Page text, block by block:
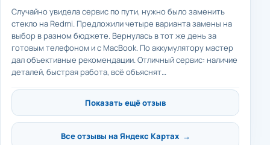
Случайно увидела сервис по пути, нужно было заменить
стекло на Redmi. Предложили четыре варианта замены на
выбор в разном бюджете. Вернулась в тот же день за
готовым телефоном и с MacBook. По аккумулятору мастер
дал объективные рекомендации. Отличный сервис: наличие
деталей, быстрая работа, всё объяснят…
Показать ещё отзыв
Все отзывы на Яндекс Картах →